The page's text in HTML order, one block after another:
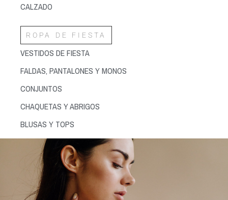
CALZADO
ROPA DE FIESTA
VESTIDOS DE FIESTA
FALDAS, PANTALONES Y MONOS
CONJUNTOS
CHAQUETAS Y ABRIGOS
BLUSAS Y TOPS